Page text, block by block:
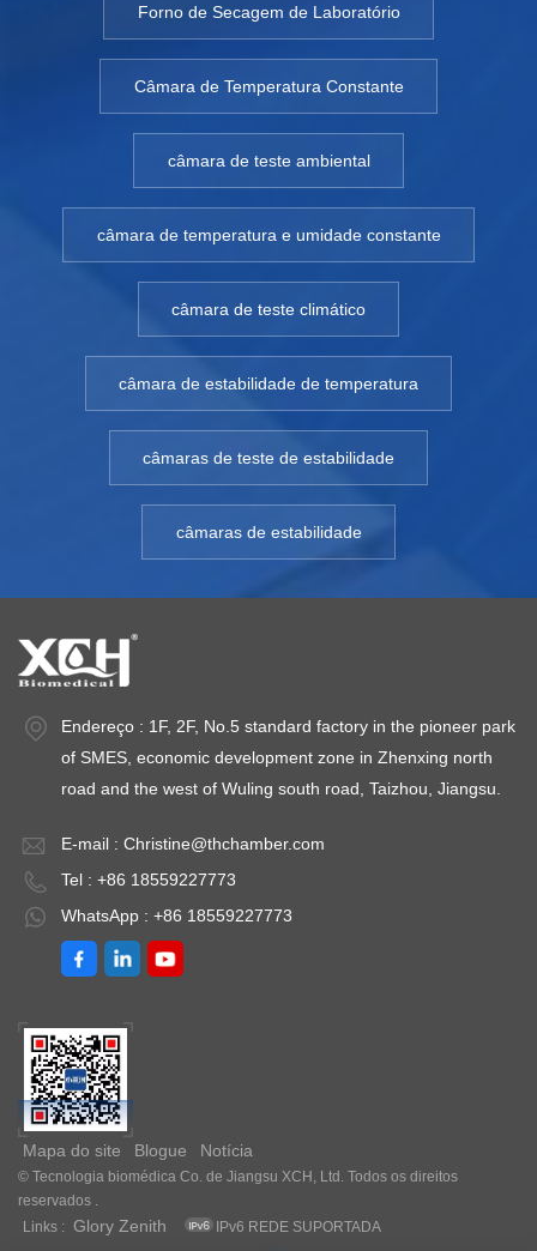
Forno de Secagem de Laboratório
Câmara de Temperatura Constante
câmara de teste ambiental
câmara de temperatura e umidade constante
câmara de teste climático
câmara de estabilidade de temperatura
câmaras de teste de estabilidade
câmaras de estabilidade
Endereço : 1F, 2F, No.5 standard factory in the pioneer park
of SMES, economic development zone in Zhenxing north
road and the west of Wuling south road, Taizhou, Jiangsu.
E-mail : Christine@thchamber.com
Tel : +86 18559227773
WhatsApp : +86 18559227773
Mapa do site Blogue Notícia
© Tecnologia biomédica Co. de Jiangsu XCH, Ltd. Todos os direitos
reservados .
Links :
Glory Zenith IPv6 REDE SUPORTADA